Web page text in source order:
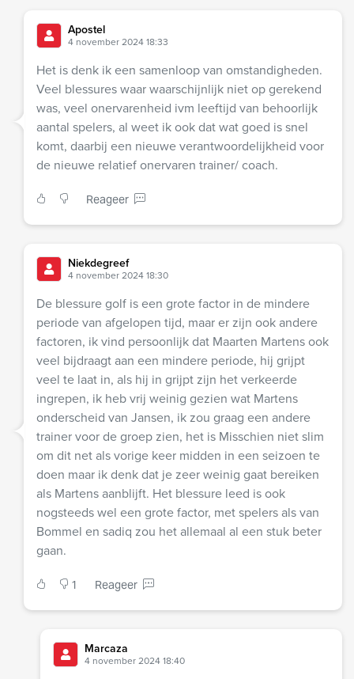
Apostel
4 november 2024 18:33
Het is denk ik een samenloop van omstandigheden.
Veel blessures waar waarschijnlijk niet op gerekend
was, veel onervarenheid ivm leeftijd van behoorlijk
aantal spelers, al weet ik ook dat wat goed is snel
komt, daarbij een nieuwe verantwoordelijkheid voor
de nieuwe relatief onervaren trainer/ coach.
Reageer
Niekdegreef
4 november 2024 18:30
De blessure golf is een grote factor in de mindere
periode van afgelopen tijd, maar er zijn ook andere
factoren, ik vind persoonlijk dat Maarten Martens ook
veel bijdraagt aan een mindere periode, hij grijpt
veel te laat in, als hij in grijpt zijn het verkeerde
ingrepen, ik heb vrij weinig gezien wat Martens
onderscheid van Jansen, ik zou graag een andere
trainer voor de groep zien, het is Misschien niet slim
om dit net als vorige keer midden in een seizoen te
doen maar ik denk dat je zeer weinig gaat bereiken
als Martens aanblijft. Het blessure leed is ook
nogsteeds wel een grote factor, met spelers als van
Bommel en sadiq zou het allemaal al een stuk beter
gaan.
1 Reageer
Marcaza
4 november 2024 18:40